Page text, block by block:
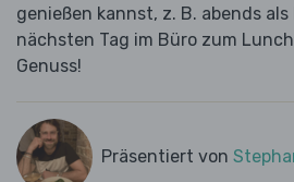
genießen kannst, z. B. abends
nächsten Tag im Büro zum
Genuss!
Präsentiert von